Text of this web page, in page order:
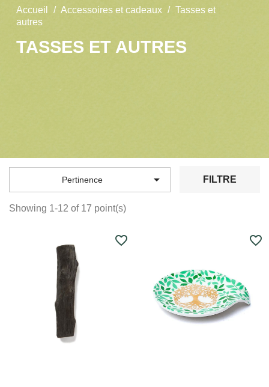
Accueil Accessoires et cadeaux
Tasses et
autres
TASSES ET AUTRES
Pertinence  FILTRE
Showing 1-12 of 17 point(s)
favorite_border favorite_border